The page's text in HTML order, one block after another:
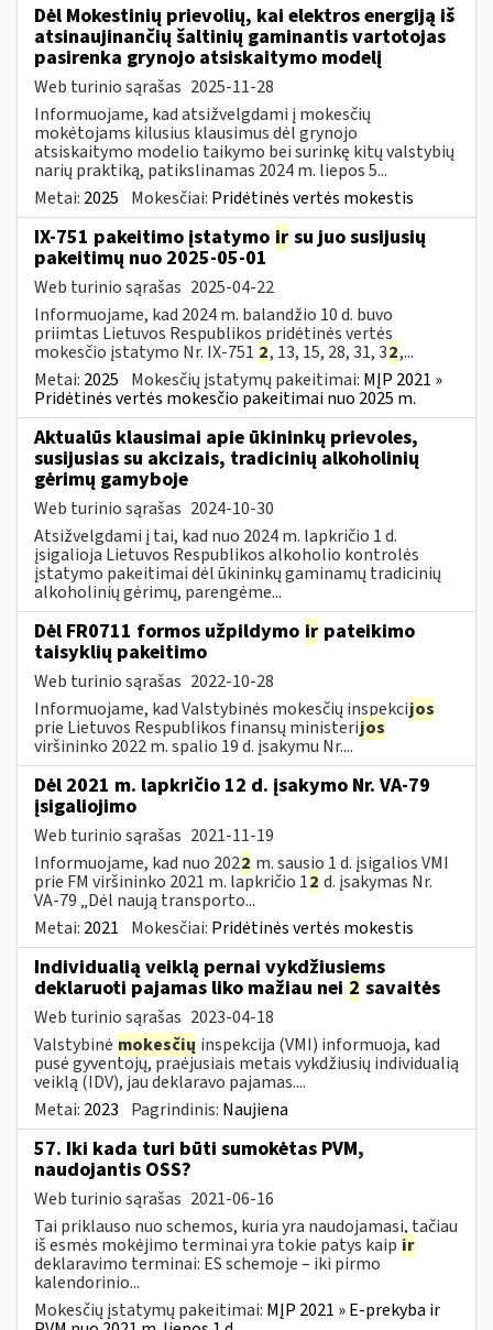
Dėl Mokestinių prievolių, kai elektros energiją iš
atsinaujinančių šaltinių gaminantis vartotojas
pasirenka grynojo atsiskaitymo modelį
Web turinio sąrašas 2025-11-28
Informuojame, kad atsižvelgdami į mokesčių
mokėtojams kilusius klausimus dėl grynojo
atsiskaitymo modelio taikymo bei surinkę kitų valstybių
narių praktiką, patikslinamas 2024 m. liepos 5...
Metai: 2025 Mokesčiai: Pridėtinės vertės mokestis
IX-751 pakeitimo įstatymo ir su juo susijusių
pakeitimų nuo 2025-05-01
Web turinio sąrašas 2025-04-22
Informuojame, kad 2024 m. balandžio 10 d. buvo
priimtas Lietuvos Respublikos pridėtinės vertės
mokesčio įstatymo Nr. IX-751 2, 13, 15, 28, 31, 32,...
Metai: 2025 Mokesčių įstatymų pakeitimai: MĮP 2021 »
Pridėtinės vertės mokesčio pakeitimai nuo 2025 m.
Aktualūs klausimai apie ūkininkų prievoles,
susijusias su akcizais, tradicinių alkoholinių
gėrimų gamyboje
Web turinio sąrašas 2024-10-30
Atsižvelgdami į tai, kad nuo 2024 m. lapkričio 1 d.
įsigalioja Lietuvos Respublikos alkoholio kontrolės
įstatymo pakeitimai dėl ūkininkų gaminamų tradicinių
alkoholinių gėrimų, parengėme...
Dėl FR0711 formos užpildymo ir pateikimo
taisyklių pakeitimo
Web turinio sąrašas 2022-10-28
Informuojame, kad Valstybinės mokesčių inspekcijos
prie Lietuvos Respublikos finansų ministerijos
viršininko 2022 m. spalio 19 d. įsakymu Nr....
Dėl 2021 m. lapkričio 12 d. įsakymo Nr. VA-79
įsigaliojimo
Web turinio sąrašas 2021-11-19
Informuojame, kad nuo 2022 m. sausio 1 d. įsigalios VMI
prie FM viršininko 2021 m. lapkričio 12 d. įsakymas Nr.
VA-79 „Dėl naują transporto...
Metai: 2021 Mokesčiai: Pridėtinės vertės mokestis
Individualią veiklą pernai vykdžiusiems
deklaruoti pajamas liko mažiau nei 2 savaitės
Web turinio sąrašas 2023-04-18
Valstybinė mokesčių inspekcija (VMI) informuoja, kad
pusė gyventojų, praėjusiais metais vykdžiusių individualią
veiklą (IDV), jau deklaravo pajamas....
Metai: 2023 Pagrindinis: Naujiena
57. Iki kada turi būti sumokėtas PVM,
naudojantis OSS?
Web turinio sąrašas 2021-06-16
Tai priklauso nuo schemos, kuria yra naudojamasi, tačiau
iš esmės mokėjimo terminai yra tokie patys kaip ir
deklaravimo terminai: ES schemoje – iki pirmo
kalendorinio...
Mokesčių įstatymų pakeitimai: MĮP 2021 » E-prekyba ir